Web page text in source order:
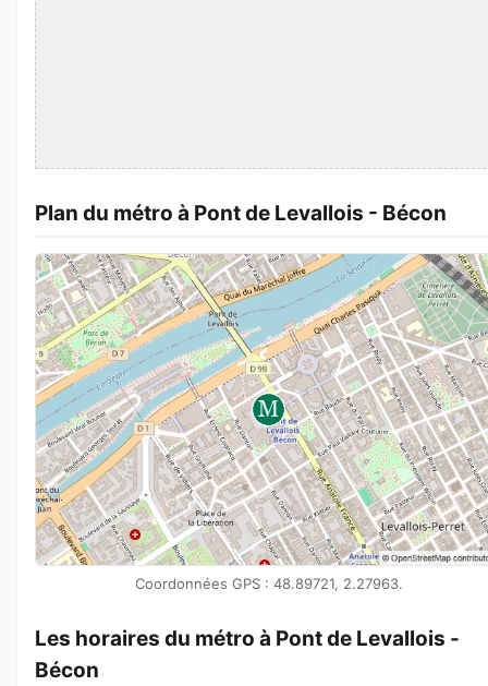
Plan du métro à Pont de Levallois - Bécon
Coordonnées GPS : 48.89721, 2.27963.
Les horaires du métro à Pont de Levallois -
Bécon